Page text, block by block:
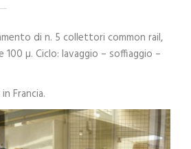
di n. 5 collettori common rail,
µ. Ciclo: lavaggio – soffiaggio –
Francia.